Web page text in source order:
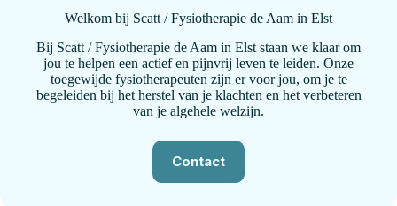
Welkom bij Scatt / Fysiotherapie de Aam in Elst
Bij Scatt / Fysiotherapie de Aam in Elst staan we klaar om
jou te helpen een actief en pijnvrij leven te leiden. Onze
toegewijde fysiotherapeuten zijn er voor jou, om je te
begeleiden bij het herstel van je klachten en het verbeteren
van je algehele welzijn.
Contact